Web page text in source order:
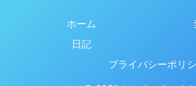
ホーム
日記
プライバシーポリ